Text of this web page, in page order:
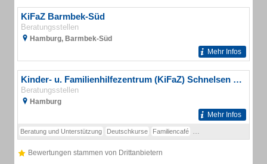
KiFaZ Barmbek-Süd
Beratungsstellen
Hamburg, Barmbek-Süd
Mehr Infos
Kinder- u. Familienhilfezentrum (KiFaZ) Schnelsen - Standort Burgwedel
Beratungsstellen
Hamburg
Mehr Infos
Beratung und Unterstützung Deutschkurse Familiencafé
Bewertungen stammen von Drittanbietern